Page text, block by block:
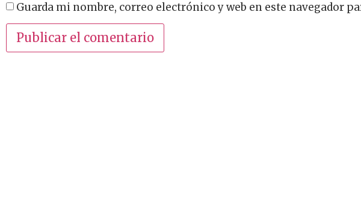
Guarda mi nombre, correo electrónico y web en este navegador